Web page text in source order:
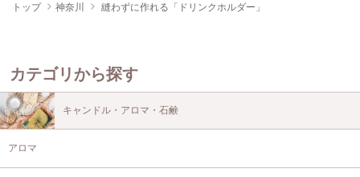
トップ
神奈川 縫わずに作れる「ドリンクホルダー」
カテゴリから探す
キャンドル・アロマ・石鹸
アロマ